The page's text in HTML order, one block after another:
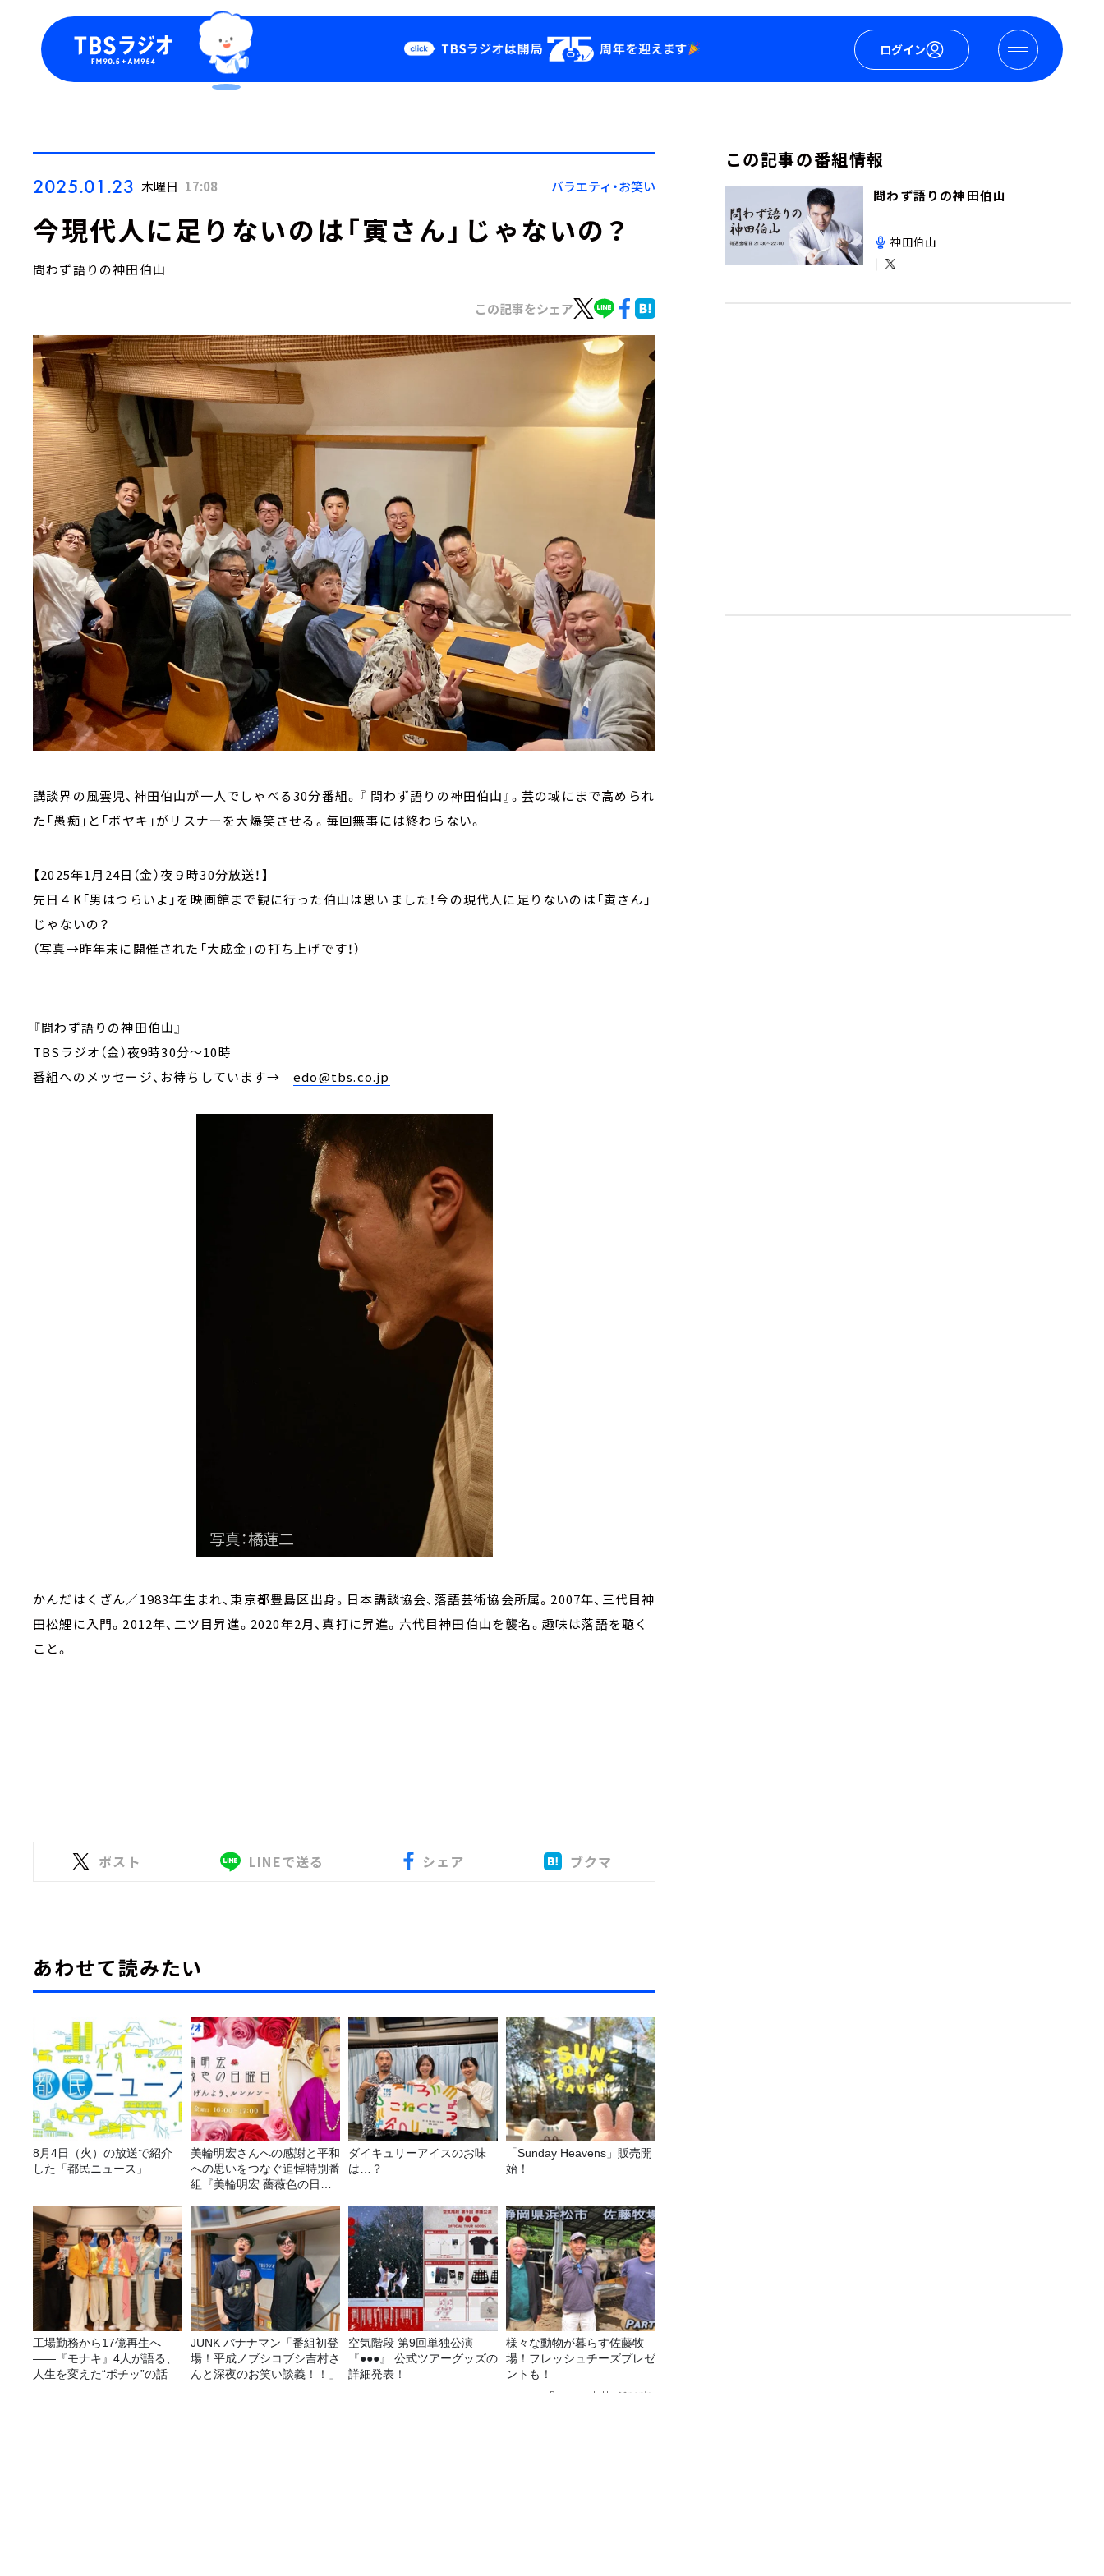
ログイン
Podcast
YouTube
会社情報
2025.01.23 木曜日 17:08 バラエティ・お笑い
今現代人に足りないのは「寅さん」じゃないの？
問わず語りの神田伯山
この記事をシェア
講談界の風雲児、神田伯山が一人でしゃべる30分番組。『 問わず語りの神田伯山』。芸の域にまで高められ
た「愚痴」と「ボヤキ」がリスナーを大爆笑させる。毎回無事には終わらない。
【2025年1月24日（金）夜９時30分放送！】
先日４K「男はつらいよ」を映画館まで観に行った伯山は思いました！今の現代人に足りないのは「寅さん」
じゃないの？
（写真→昨年末に開催された「大成金」の打ち上げです！）
『問わず語りの神田伯山』
TBSラジオ（金）夜9時30分～10時
番組へのメッセージ、お待ちしています→edo@tbs.co.jp
かんだはくざん／1983年生まれ、東京都豊島区出身。日本講談協会、落語芸術協会所属。2007年、三代目神
田松鯉に入門。2012年、二ツ目昇進。2020年2月、真打に昇進。六代目神田伯山を襲名。趣味は落語を聴く
こと。
ポスト LINEで送る シェア ブクマ
あわせて読みたい
8月4日（火）の放送で紹介
した「都民ニュース」
美輪明宏さんへの感謝と平和
への思いをつなぐ追悼特別番
組『美輪明宏 薔薇色の日曜
～』8/9（日）16時放送
ダイキュリーアイスのお味
は…？
「Sunday Heavens」販売開
始！
工場勤務から17億再生へ
——『モナキ』4人が語る、
人生を変えた“ポチッ”の話
JUNK バナナマン「番組初登
場！平成ノブシコブシ吉村さ
んと深夜のお笑い談義！！」
空気階段 第9回単独公演
『●●●』 公式ツアーグッズの
詳細発表！
様々な動物が暮らす佐藤牧
場！フレッシュチーズプレゼ
ントも！
Recommended by
この記事の番組情報
問わず語りの神田伯山
神田伯山